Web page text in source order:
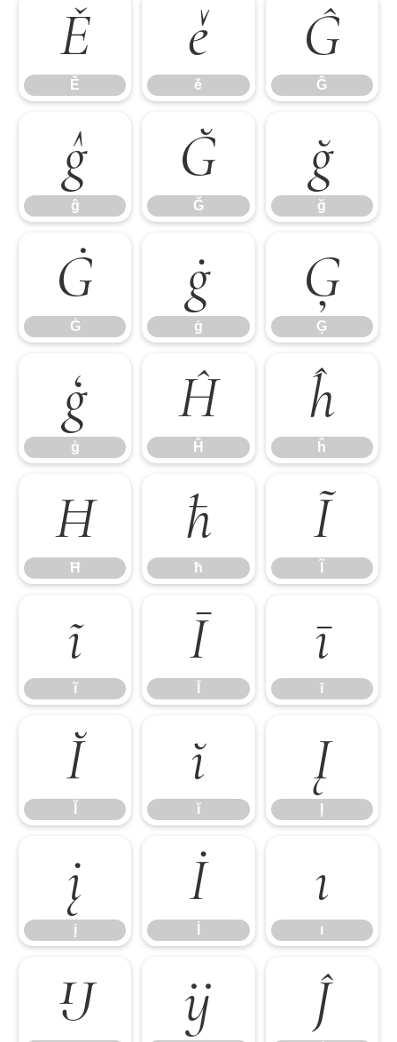
Ě
Ě
ě
ě
Ĝ
Ĝ
ĝ
ĝ
Ğ
Ğ
ğ
ğ
Ġ
Ġ
ġ
ġ
Ģ
Ģ
ģ
ģ
Ĥ
Ĥ
ĥ
ĥ
Ħ
Ħ
ħ
ħ
Ĩ
ĩ
ĩ
Ī ī
ī
Ĭ ĭ
ĭ
Į
į
į
İ ı
ı
Ĳ ĳ Ĵ